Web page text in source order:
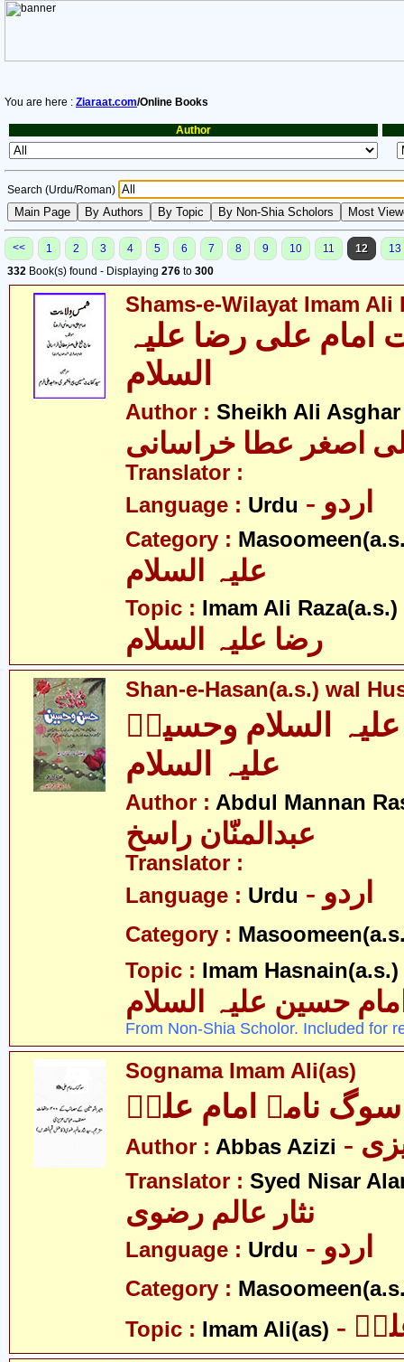
You are here : Ziaraat.com/Online Books
Author
Search (Urdu/Roman)
<< 1 2 3 4 5 6 7 8 9 10 11 12
13
332 Book(s) found - Displaying 276 to 300
Shams-e-Wilayat Imam Ali
علی رضا علیہ
السلام
Author : Sheikh Ali
اصغر عطا خراسانی
Translator :
Language : Urdu - اردو
Category :
Topic : Imam Ali Raza(a.s.)
رضا علیہ السلام
Shan-e-Hasan(a.s.) wal
السلام وحسینؑ
علیہ السلام
Author : Abdul Mannan
عبدالمنّان راسخ
Translator :
Language : Urdu - اردو
Category :
Topic : Imam Hasnain(a.s.)
حسین علیہ السلام
From Non-Shia Scholor. Included for
Sognama Imam Ali(as)
سوگ نامہ امام علیؑ
Author : Abbas Azizi
Translator : Syed Nisar
نثار عالم رضوی
Language : Urdu - اردو
Category :
Topic : Imam Ali(as)